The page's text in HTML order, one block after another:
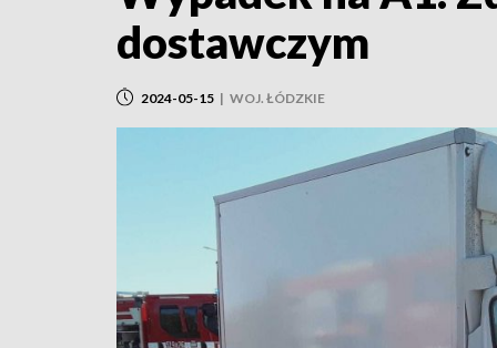
dostawczym
2024-05-15 | WOJ. ŁÓDZKIE